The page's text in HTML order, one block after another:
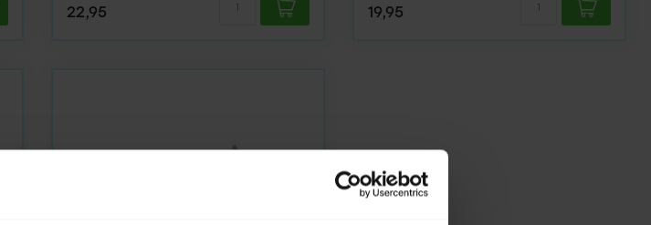
22,95 19,95